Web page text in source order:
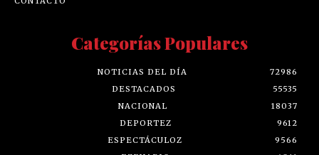
Categorías Populares
NOTICIAS DEL DÍA
72986
DESTACADOS
55535
NACIONAL
18037
DEPORTEZ
9612
ESPECTÁCULOZ
9566